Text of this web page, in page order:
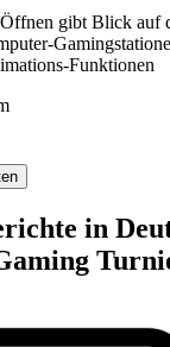
gibt Blick auf
Funktionen
in